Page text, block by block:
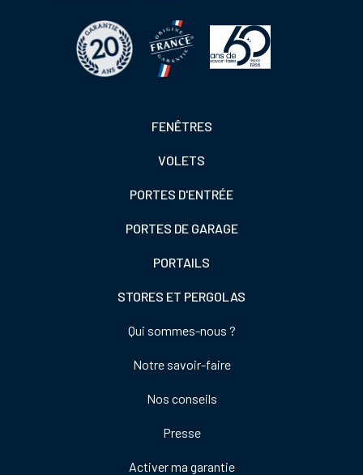
FENÊTRES
VOLETS
PORTES D'ENTRÉE
PORTES DE GARAGE
PORTAILS
STORES ET PERGOLAS
Qui sommes-nous ?
Notre savoir-faire
Nos conseils
Presse
Activer ma garantie